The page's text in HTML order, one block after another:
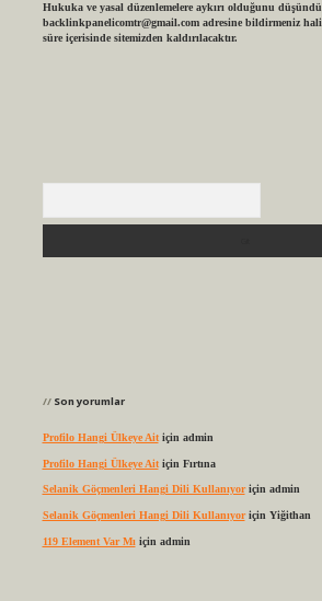
Hukuka ve yasal düzenlemelere aykırı olduğunu
backlinkpanelicomtr@gmail.comadresine bildirmeniz
süre içerisinde sitemizden kaldırılacaktır.
Son yorumlar
Profilo Hangi Ülkeye Aitiçin admin
Profilo Hangi Ülkeye Aitiçin Fırtına
Selanik Göçmenleri Hangi Dili Kullanıyoriçin admin
Selanik Göçmenleri Hangi Dili Kullanıyoriçin Yiğithan
119 Element Var Mı için admin